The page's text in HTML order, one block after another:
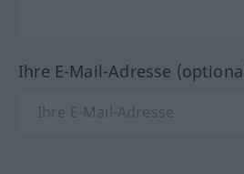
Ihre E-Mail-Adresse